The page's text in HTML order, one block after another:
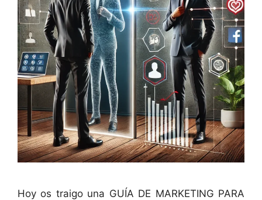
Hoy os traigo una GUÍA DE MARKETING PARA